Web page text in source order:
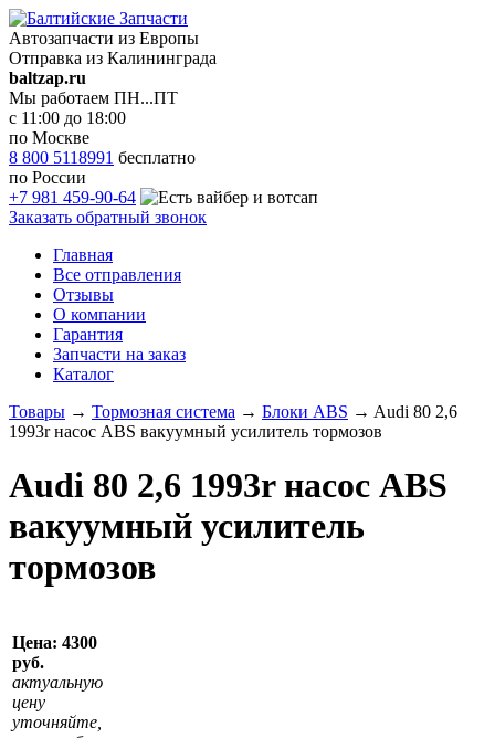
Автозапчасти из Европы
Отправка из Калининграда
baltzap.ru
Мы работаем ПН...ПТ
с 11:00 до 18:00
по Москве
8 800 5118991 бесплатно
по России
+7 981 459-90-64
Заказать обратный звонок
Главная
Все отправления
Отзывы
О компании
Гарантия
Запчасти на заказ
Каталог
Товары → Тормозная система → Блоки ABS → Audi 80 2,6
1993r насос ABS вакуумный усилитель тормозов
Audi 80 2,6 1993r насос ABS
вакуумный усилитель
тормозов
Цена: 4300
руб.
актуальную
цену
уточняйте,